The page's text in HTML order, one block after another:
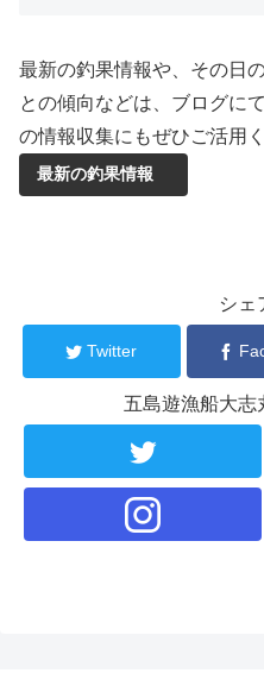
最新の釣果情報や、その日
との傾向などは、ブログに
の情報収集にもぜひご活用く
最新の釣果情報
シェ
Twitter
五島遊漁船大志